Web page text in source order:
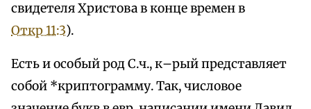
свидетеля Христова в конце времен в
Откр 11:3).
Есть и особый род С.ч., к–рый представляет
собой *криптограмму. Так, числовое